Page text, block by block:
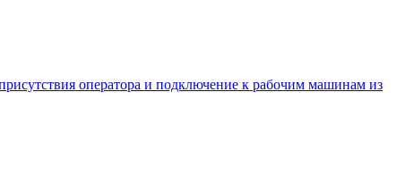
оператора и подключение к рабочим машинам из